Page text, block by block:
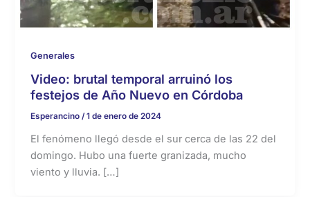
Generales
Video: brutal temporal arruinó los
festejos de Año Nuevo en Córdoba
Esperancino/1 de enero de 2024
El fenómeno llegó desde el sur cerca de las 22 del
domingo. Hubo una fuerte granizada, mucho
viento y lluvia. […]